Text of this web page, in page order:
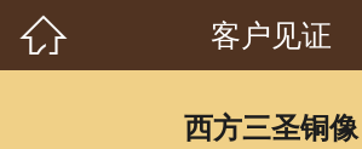
 客户见证
西方三圣铜像